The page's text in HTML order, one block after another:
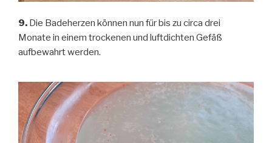
9. Die Badeherzen können nun für bis zu circa drei
Monate in einem trockenen und luftdichten Gefäß
aufbewahrt werden.